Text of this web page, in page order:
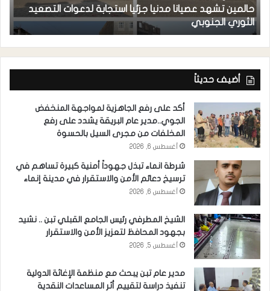
حالمين تشهد عصيانا مدنيا جزئيا استجابة لدعوات التصعيد
الثوري الجنوبي
أضيف حديثاً
أكد على رفع الجاهزية لمواجهة المنخفض
الجوي..مدير عام البريقة يشدد على رفع
المخلفات من مجرى السيل بالحسوة
أغسطس 6, 2026
شرطة انماء تبذل جهوداً أمنية كبيرة تساهم في
ترسيخ دعائم الأمن والاستقرار في مدينة إنماء
أغسطس 6, 2026
الشيخ المطرفي رئيس الجامع القبلي تبن .. نشيد
بجهود المحافظ لتعزيز الأمن والاستقرار
أغسطس 5, 2026
مدير عام تبن يبحث مع منظمة الإغاثة الدولية
تنفيذ دراسة لتقييم أثر المساعدات النقدية